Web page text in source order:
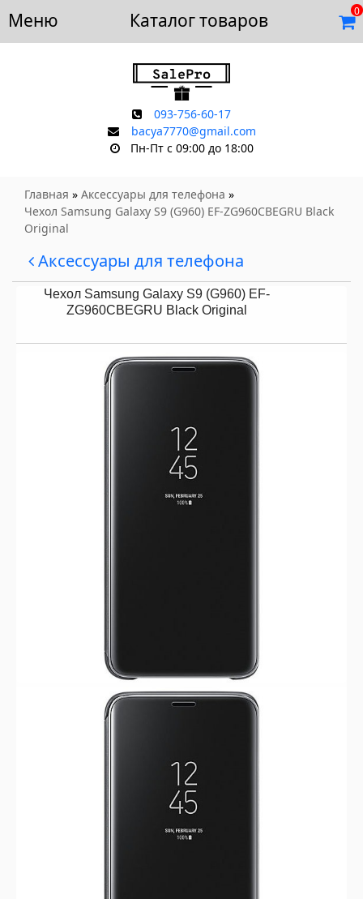
Меню Каталог товаров 0
Доставка и оплата Отзывы Скидки Контакты
093-756-60-17
bacya7770@gmail.com
Пн-Пт с 09:00 до 18:00
Главная » Аксессуары для телефона »
Чехол Samsung Galaxy S9 (G960) EF-ZG960CBEGRU Black
Original
Аксессуары для телефона
Чехол Samsung Galaxy S9 (G960) EF-
ZG960CBEGRU Black Original